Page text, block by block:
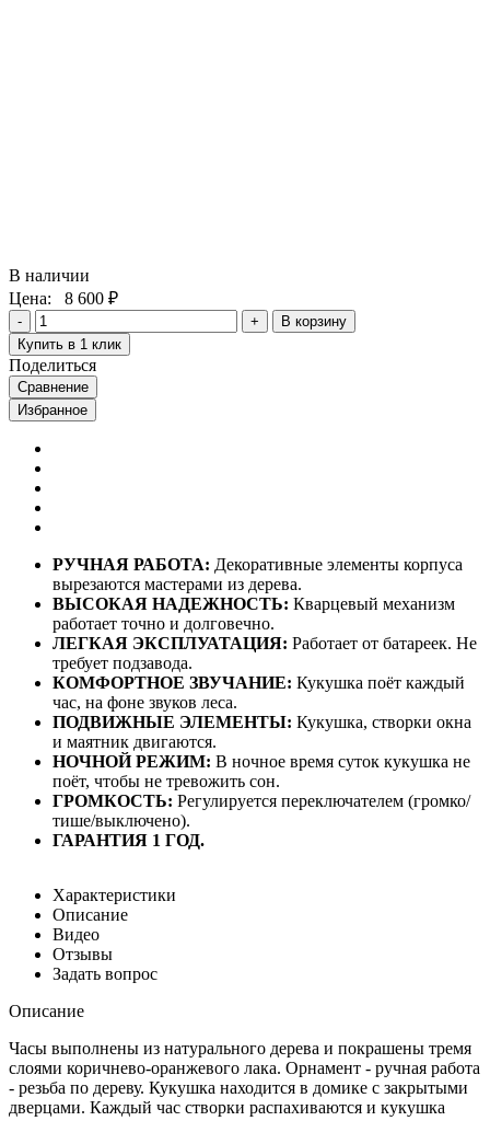
В наличии
Цена:
8 600 ₽
В корзину
Купить в 1 клик
Поделиться
Сравнение
Избранное
РУЧНАЯ РАБОТА: Декоративные элементы корпуса
вырезаются мастерами из дерева.
ВЫСОКАЯ НАДЕЖНОСТЬ: Кварцевый механизм
работает точно и долговечно.
ЛЕГКАЯ ЭКСПЛУАТАЦИЯ: Работает от батареек. Не
требует подзавода.
КОМФОРТНОЕ ЗВУЧАНИЕ: Кукушка поёт каждый
час, на фоне звуков леса.
ПОДВИЖНЫЕ ЭЛЕМЕНТЫ: Кукушка, створки окна
и маятник двигаются.
НОЧНОЙ РЕЖИМ: В ночное время суток кукушка не
поёт, чтобы не тревожить сон.
ГРОМКОСТЬ: Регулируется переключателем (громко/
тише/выключено).
ГАРАНТИЯ 1 ГОД.
Характеристики
Описание
Видео
Отзывы
Задать вопрос
Описание
Часы выполнены из натурального дерева и покрашены тремя
слоями коричнево-оранжевого лака. Орнамент - ручная работа
- резьба по дереву. Кукушка находится в домике с закрытыми
дверцами. Каждый час створки распахиваются и кукушка